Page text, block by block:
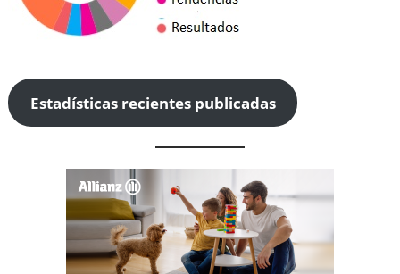
Estadísticas recientes publicadas